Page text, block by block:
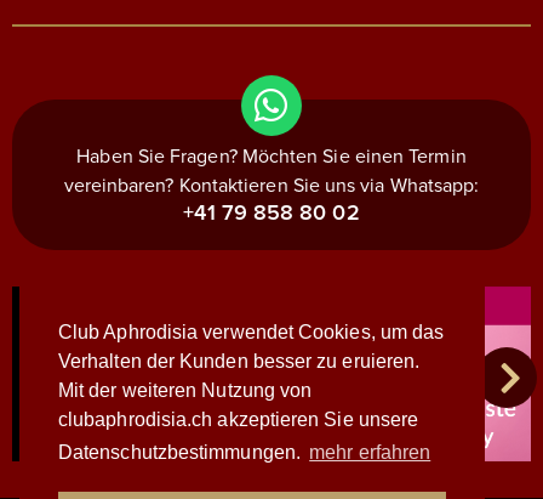
Club Aphrodisia verwendet Cookies, um das
Verhalten der Kunden besser zu eruieren.
Mit der weiteren Nutzung von
clubaphrodisia.ch akzeptieren Sie unsere
Datenschutzbestimmungen. mehr erfahren
Haben Sie Fragen? Möchten Sie einen Termin
vereinbaren? Kontaktieren Sie uns via Whatsapp:
+41 79 858 80 02